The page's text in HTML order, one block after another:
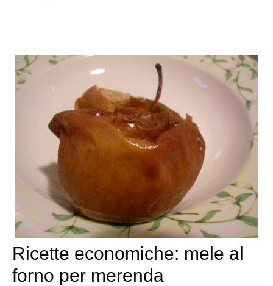
Ricette economiche: mele al
forno per merenda